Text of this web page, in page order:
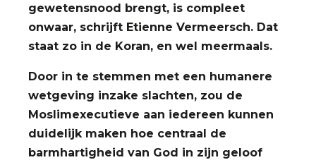
gewetensnood brengt, is compleet
onwaar, schrijft Etienne Vermeersch. Dat
staat zo in de Koran, en wel meermaals.
Door in te stemmen met een humanere
wetgeving inzake slachten, zou de
Moslimexecutieve aan iedereen kunnen
duidelijk maken hoe centraal de
barmhartigheid van God in zijn geloof